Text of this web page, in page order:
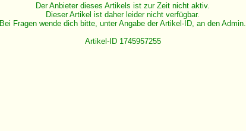
Der Anbieter dieses Artikels ist zur Zeit nicht aktiv.
Dieser Artikel ist daher leider nicht verfügbar.
Bei Fragen wende dich bitte, unter Angabe der Artikel-ID, an den Admin.
Artikel-ID 1745957255